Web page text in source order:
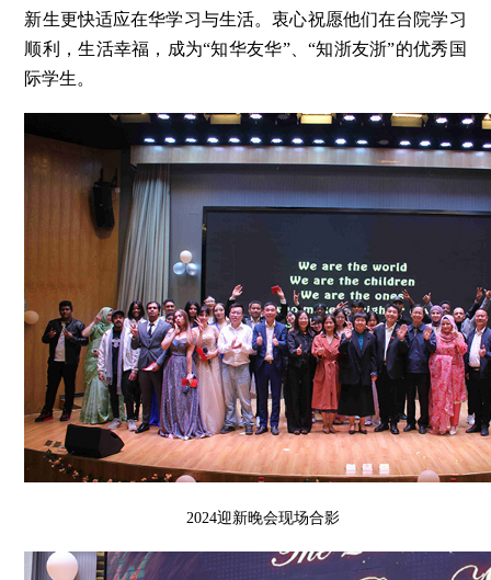
新生更快适应在华学习与生活。衷心祝愿他们在台院学习
顺利，生活幸福，成为“知华友华”、“知浙友浙”的优秀国
际学生。
2024迎新晚会现场合影